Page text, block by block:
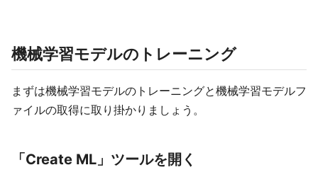
機械学習モデルのトレーニング
まずは機械学習モデルのトレーニングと機械学習モデルフ
ァイルの取得に取り掛かりましょう。
「Create ML」ツールを開く